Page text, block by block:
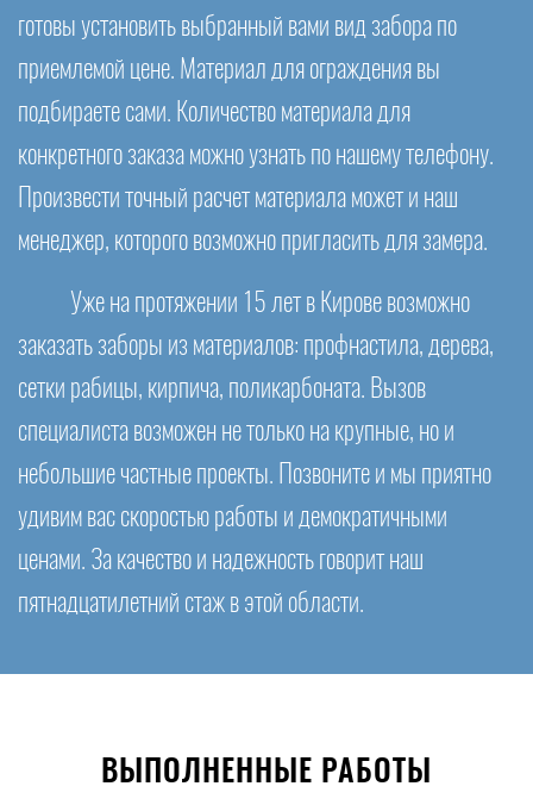
готовы установить выбранный вами вид забора по
приемлемой цене. Материал для ограждения вы
подбираете сами. Количество материала для
конкретного заказа можно узнать по нашему телефону.
Произвести точный расчет материала может и наш
менеджер, которого возможно пригласить для замера.
Уже на протяжении 15 лет в Кирове возможно
заказать заборы из материалов: профнастила, дерева,
сетки рабицы, кирпича, поликарбоната. Вызов
специалиста возможен не только на крупные, но и
небольшие частные проекты. Позвоните и мы приятно
удивим вас скоростью работы и демократичными
ценами. За качество и надежность говорит наш
пятнадцатилетний стаж в этой области.
ВЫПОЛНЕННЫЕ РАБОТЫ